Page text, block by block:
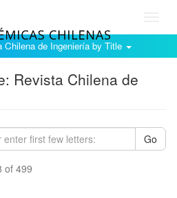
Chilena de Ingeniería by Title
Revista Chilena de
Go
of 499